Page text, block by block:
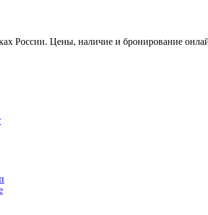
России. Цены, наличие и бронирование